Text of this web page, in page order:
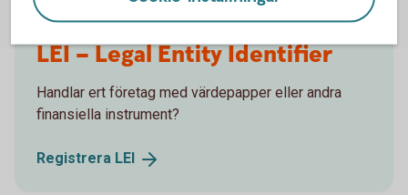
LEI – Legal Entity Identifier
Handlar ert företag med värdepapper eller andra
finansiella instrument?
Registrera LEI